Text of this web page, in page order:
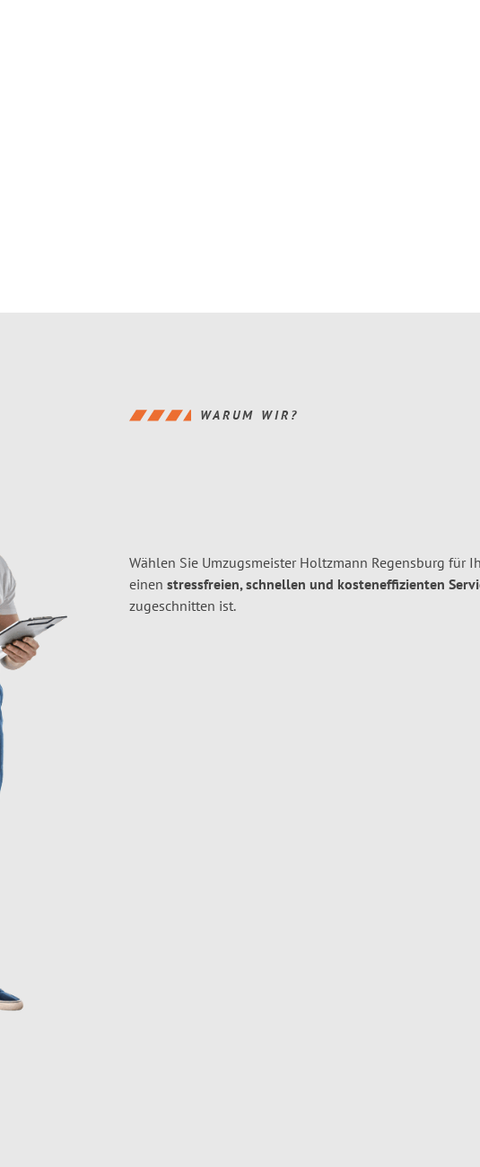
WARUM WIR?
Wählen Sie Umzugsmeister Holtzmann Regensburg für
einen stressfreien, schnellen und kosteneffizienten
zugeschnitten ist.